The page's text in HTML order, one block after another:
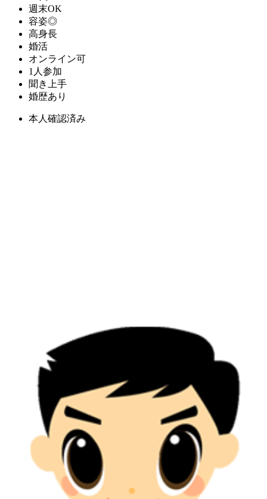
週末OK
容姿◎
高身長
婚活
オンライン可
1人参加
聞き上手
婚歴あり
本人確認済み